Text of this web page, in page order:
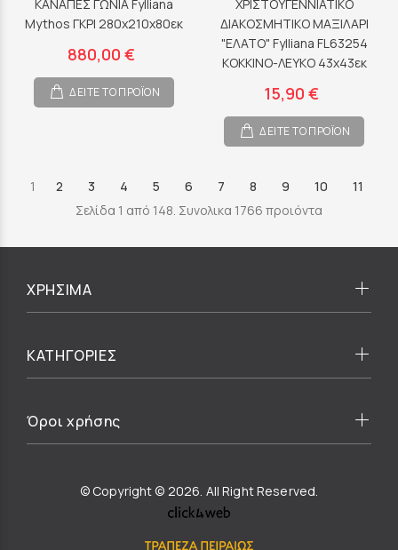
ΚΑΝΑΠΕΣ ΓΩΝΙΑ Fylliana
Mythos ΓΚΡΙ 280x210x80εκ
880,00 €
ΔΕΙΤΕ ΤΟ ΠΡΟΪΟΝ
ΧΡΙΣΤΟΥΓΕΝΝΙΑΤΙΚΟ
ΔΙΑΚΟΣΜΗΤΙΚΟ ΜΑΞΙΛΑΡΙ
"ΕΛΑΤΟ" Fylliana FL63254
KOKKINO-ΛΕΥΚΟ 43x43εκ
15,90 €
ΔΕΙΤΕ ΤΟ ΠΡΟΪΟΝ
1 2 3 4 5 6 7 8 9 10
11
Σελίδα 1 από 148. Συνολικα 1766 προιόντα
ΧΡΗΣΙΜΑ
ΚΑΤΗΓΟΡΙΕΣ
Όροι χρήσης
© Copyright © 2026. All Right Reserved.